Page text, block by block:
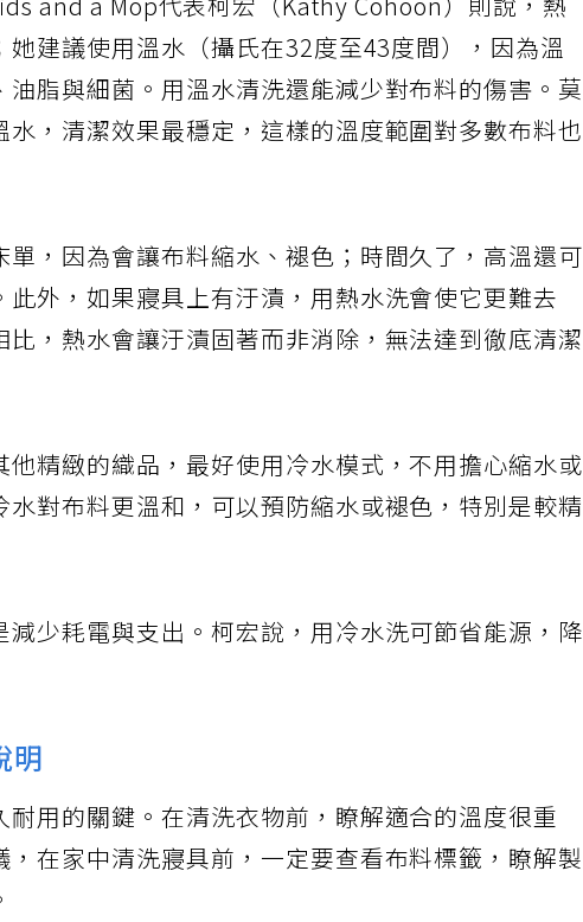
and a Mop代表柯宏（Kathy Cohoon）則說，熱
建議使用溫水（攝氏在32度至43度間），因為溫
脂與細菌。用溫水清洗還能減少對布料的傷害。莫
，清潔效果最穩定，這樣的溫度範圍對多數布料也
，因為會讓布料縮水、褪色；時間久了，高溫還可
外，如果寢具上有汙漬，用熱水洗會使它更難去
，熱水會讓汙漬固著而非消除，無法達到徹底清潔
精緻的織品，最好使用冷水模式，不用擔心縮水或
對布料更溫和，可以預防縮水或褪色，特別是較精
少耗電與支出。柯宏說，用冷水洗可節省能源，降
明
用的關鍵。在清洗衣物前，瞭解適合的溫度很重
在家中清洗寢具前，一定要查看布料標籤，瞭解製